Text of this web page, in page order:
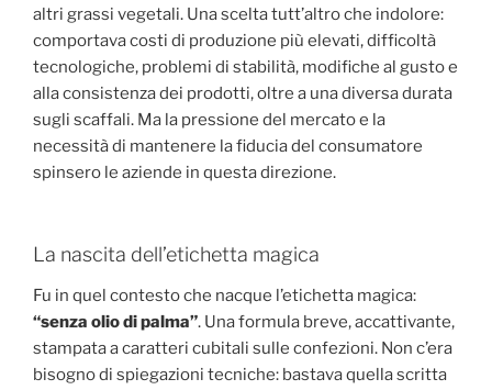
altri grassi vegetali. Una scelta tutt’altro che indolore:
comportava costi di produzione più elevati, difficoltà
tecnologiche, problemi di stabilità, modifiche al gusto e
alla consistenza dei prodotti, oltre a una diversa durata
sugli scaffali. Ma la pressione del mercato e la
necessità di mantenere la fiducia del consumatore
spinsero le aziende in questa direzione.
La nascita dell’etichetta magica
Fu in quel contesto che nacque l’etichetta magica:
“senza olio di palma”. Una formula breve, accattivante,
stampata a caratteri cubitali sulle confezioni. Non c’era
bisogno di spiegazioni tecniche: bastava quella scritta